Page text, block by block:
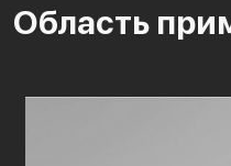
Область